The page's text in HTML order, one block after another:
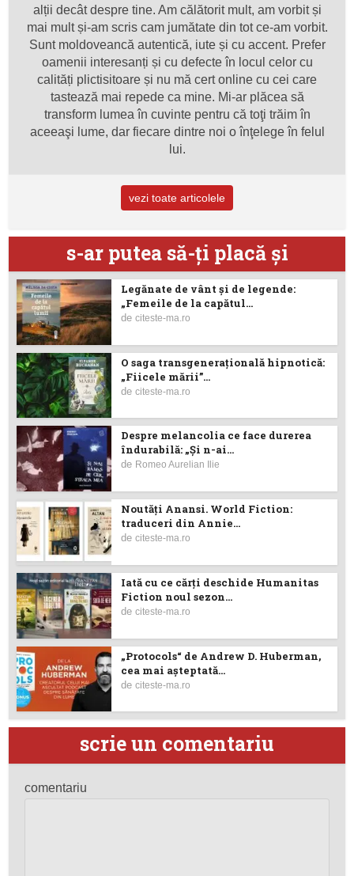
alții decât despre tine. Am călătorit mult, am vorbit și
mai mult și-am scris cam jumătate din tot ce-am vorbit.
Sunt moldoveancă autentică, iute și cu accent. Prefer
oamenii interesanți și cu defecte în locul celor cu
calități plictisitoare și nu mă cert online cu cei care
tastează mai repede ca mine. Mi-ar plăcea să
transform lumea în cuvinte pentru că toţi trăim în
aceeaşi lume, dar fiecare dintre noi o înţelege în felul
lui.
vezi toate articolele
s-ar putea să-ţi placă şi
Legănate de vânt și de legende:
„Femeile de la capătul...
deciteste-ma.ro
O saga transgenerațională hipnotică:
„Fiicele mării”...
deciteste-ma.ro
Despre melancolia ce face durerea
îndurabilă: „Și n-ai...
de Romeo Aurelian Ilie
Noutăţi Anansi. World Fiction:
traduceri din Annie...
deciteste-ma.ro
Iată cu ce cărţi deschide Humanitas
Fiction noul sezon...
deciteste-ma.ro
„Protocols“ de Andrew D. Huberman,
cea mai așteptată...
deciteste-ma.ro
scrie un comentariu
comentariu